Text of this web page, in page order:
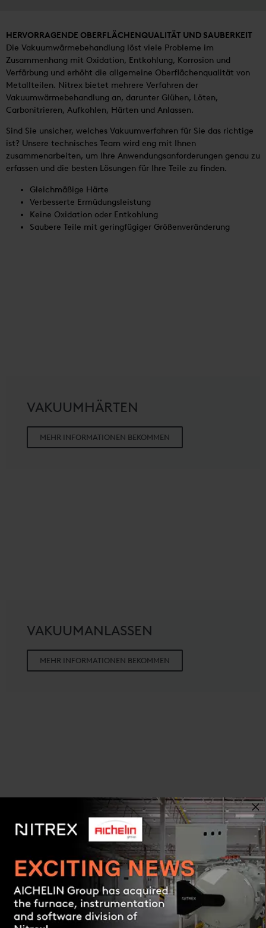
HERVORRAGENDE OBERFLÄCHENQUALITÄT UND SAUBERKEIT
Die Vakuumwärmebehandlung löst viele Probleme im
Zusammenhang mit Oxidation, Entkohlung, Korrosion und
Verfärbung und erhöht die allgemeine Oberflächenqualität von
Metallteilen. Nitrex bietet mehrere Verfahren der
Vakuumwärmebehandlung an, darunter Glühen, Löten,
Carbonitrieren, Aufkohlen, Härten und Anlassen.
Sind Sie unsicher, welches Vakuumverfahren für Sie das richtige
ist? Unsere technisches Team wird eng mit Ihnen
zusammenarbeiten, um Ihre Anwendungsanforderungen genau zu
erfassen und die besten Lösungen für Ihre Teile zu finden.
Gleichmäßige Härte
Verbesserte Ermüdungsleistung
Keine Oxidation oder Entkohlung
Saubere Teile mit geringfügiger Größenveränderung
VAKUUMHÄRTEN
MEHR INFORMATIONEN BEKOMMEN
VAKUUMANLASSEN
MEHR INFORMATIONEN BEKOMMEN
VAKUUMGLÜHEN
MEHR INFORMATIONEN BEKOMMEN Contact us